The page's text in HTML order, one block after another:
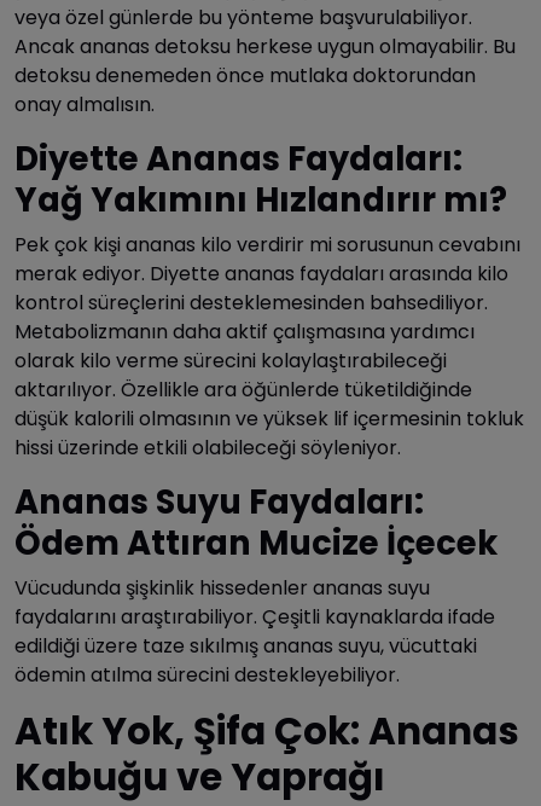
veya özel günlerde bu yönteme başvurulabiliyor.
Ancak ananas detoksu herkese uygun olmayabilir. Bu
detoksu denemeden önce mutlaka doktorundan
onay almalısın.
Diyette Ananas Faydaları:
Yağ Yakımını Hızlandırır mı?
Pek çok kişi ananas kilo verdirir mi sorusunun cevabını
merak ediyor. Diyette ananas faydaları arasında kilo
kontrol süreçlerini desteklemesinden bahsediliyor.
Metabolizmanın daha aktif çalışmasına yardımcı
olarak kilo verme sürecini kolaylaştırabileceği
aktarılıyor. Özellikle ara öğünlerde tüketildiğinde
düşük kalorili olmasının ve yüksek lif içermesinin tokluk
hissi üzerinde etkili olabileceği söyleniyor.
Ananas Suyu Faydaları:
Ödem Attıran Mucize İçecek
Vücudunda şişkinlik hissedenler ananas suyu
faydalarını araştırabiliyor. Çeşitli kaynaklarda ifade
edildiği üzere taze sıkılmış ananas suyu, vücuttaki
ödemin atılma sürecini destekleyebiliyor.
Atık Yok, Şifa Çok: Ananas
Kabuğu ve Yaprağı